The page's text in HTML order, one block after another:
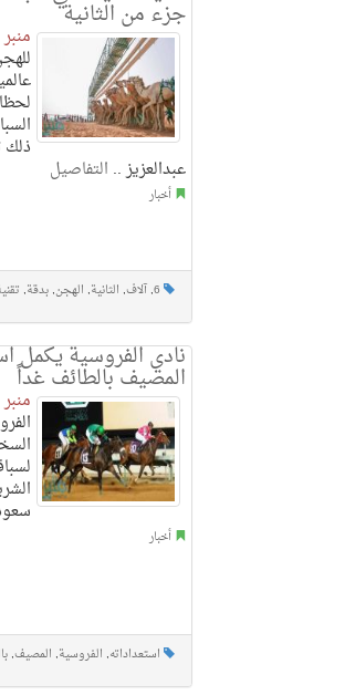
جزء من الثانية
ذلك
عبدالعزيز .. التفاصيل
أخبار
6
,آلاف, الثانية, الهجن,بدقة,
نادي الفروسية يكمل
المصيف بالطائف غداً
أخبار
استعداداته, الفروسية, المصيف,